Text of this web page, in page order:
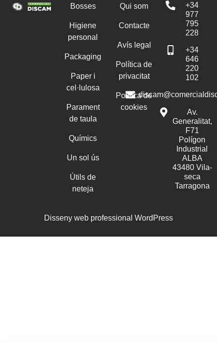
Bosses
Higiene
personal
Packaging
Paper i
cel·lulosa
Parament
de taula
Químics
Un sol ús
Útils de
neteja
Qui som
Contacte
Avís legal
Política de
privacitat
Política de
cookies
+34
977
795
228
+34
646
220
102
Av.
Generalitat,
F71
Polígon
Industrial
ALBA
43480 Vila-
seca
Tarragona
Disseny web professional WordPress